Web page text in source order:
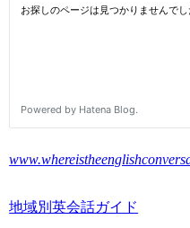
地域別英会話ガイド